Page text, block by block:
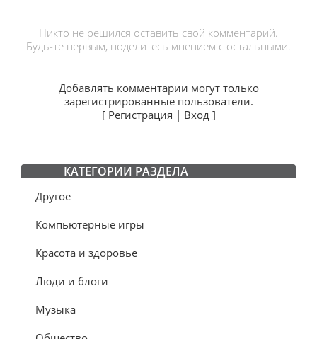
Никто не решился оставить свой комментарий.
Будь-те первым, поделитесь мнением с остальными.
Добавлять комментарии могут только
зарегистрированные пользователи.
[ Регистрация | Вход]
КАТЕГОРИИ РАЗДЕЛА
Другое
Компьютерные игры
Красота и здоровье
Люди и блоги
Музыка